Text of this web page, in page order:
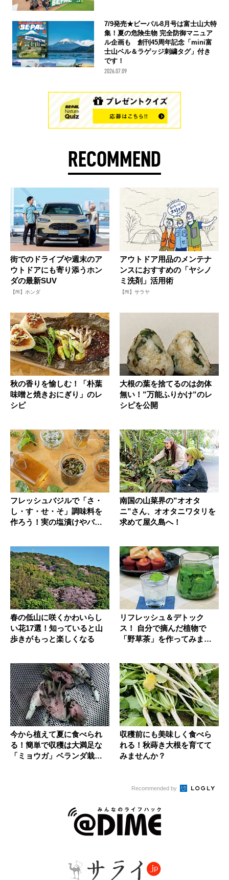
7/9発売★ビーパル8月号は富士山大特
集！夏の危険生物 完全防御マニュア
ル企画も 創刊45周年記念「mini富
士山ベル＆ラゲッジ刺繍タグ」付き
です！
2026.07.09
RECOMMEND
街でのドライブや週末のア
ウトドアにも寄り添うホン
ダの最新SUV
【PR】ホンダ
アウトドア用品のメンテナ
ンスにおすすめの「ヤシノ
ミ洗剤」活用術
【PR】サラヤ
秋の香りを愉しむ！「朴葉
味噌と焼きおにぎり」のレ
シピ
大根の葉を捨てるのは勿体
無い！”万能ふりかけ”のレ
シピを公開
フレッシュバジルで「さ・
し・す・せ・そ」調味料を
作ろう！実の塩漬けやバジ
南国の山菜界の”オオタ
ニ”さん、オオタニワタリを
求めて屋久島へ！
春の低山に咲くかわいらし
い花17選！知っていると山
歩きがもっと楽しくなる
リフレッシュ＆デトック
ス！ 自分で摘んだ植物で
「野草茶」を作ってみませ
今から植えて夏に食べられ
る！簡単で収穫は大満足な
「ミョウガ」ベランダ栽培
収穫前にも美味しく食べら
れる！秋蒔き大根を育てて
みませんか？
Recommended by